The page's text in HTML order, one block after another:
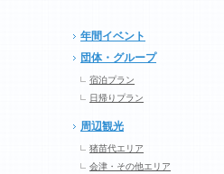
年間イベント
団体・グループ
宿泊プラン
日帰りプラン
周辺観光
猪苗代エリア
会津・その他エリア